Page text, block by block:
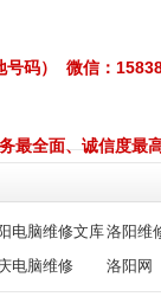
号码） 微信：
最全面、诚信度最
电脑维修文库洛阳维
电脑维修 洛阳网